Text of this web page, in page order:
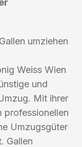
umziehen
Weiss Wien
und
Mit ihrer
professionellen
Umzugsgüter
Gallen